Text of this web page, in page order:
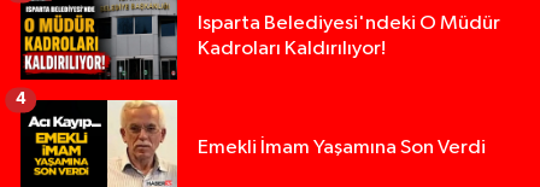
Isparta Belediyesi'ndeki O Müdür
Kadroları Kaldırılıyor!
Emekli İmam Yaşamına Son Verdi
4